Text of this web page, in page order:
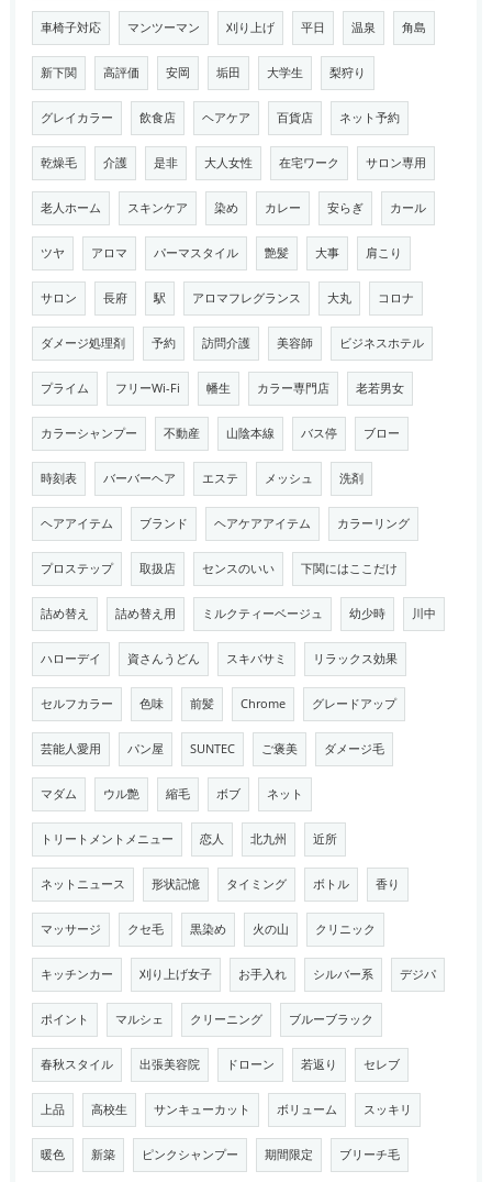
車椅子対応 マンツーマン 刈り上げ 平日 温泉 角島
新下関 高評価 安岡 垢田 大学生 梨狩り
グレイカラー 飲食店 ヘアケア 百貨店 ネット予約
乾燥毛 介護 是非 大人女性 在宅ワーク サロン専用
老人ホーム スキンケア 染め カレー 安らぎ カール
ツヤ アロマ パーマスタイル 艶髪 大事 肩こり
サロン 長府 駅 アロマフレグランス 大丸 コロナ
ダメージ処理剤 予約 訪問介護 美容師 ビジネスホテル
プライム フリーWi-Fi 幡生 カラー専門店 老若男女
カラーシャンプー 不動産 山陰本線 バス停 ブロー
時刻表 バーバーヘア エステ メッシュ 洗剤
ヘアアイテム ブランド ヘアケアアイテム カラーリング
プロステップ 取扱店 センスのいい 下関にはここだけ
詰め替え 詰め替え用 ミルクティーベージュ 幼少時 川中
ハローデイ 資さんうどん スキバサミ リラックス効果
セルフカラー 色味 前髪 Chrome グレードアップ
芸能人愛用 パン屋 SUNTEC ご褒美 ダメージ毛
マダム ウル艶 縮毛 ボブ ネット
トリートメントメニュー 恋人 北九州 近所
ネットニュース 形状記憶 タイミング ボトル 香り
マッサージ クセ毛 黒染め 火の山 クリニック
キッチンカー 刈り上げ女子 お手入れ シルバー系 デジパ
ポイント マルシェ クリーニング ブルーブラック
春秋スタイル 出張美容院 ドローン 若返り セレブ
上品 高校生 サンキューカット ボリューム スッキリ
暖色 新築 ピンクシャンプー 期間限定 ブリーチ毛